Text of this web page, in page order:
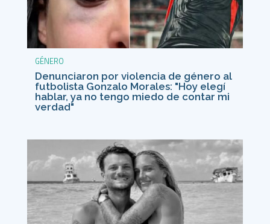
GÉNERO
Denunciaron por violencia de género al
futbolista Gonzalo Morales: "Hoy elegí
hablar, ya no tengo miedo de contar mi
verdad"